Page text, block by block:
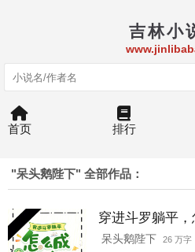
吉林小
首页 排行
"呆头鹅陛下" 全部作品：
穿进斗罗躺平
呆头鹅陛下 26 万字